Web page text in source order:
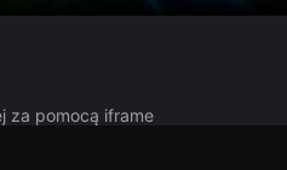
za pomocą iframe